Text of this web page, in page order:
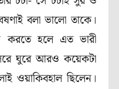
বলা ভালো তাকে।
করতে হলে এত ভারী
ঘুরে আরও কয়েকটা
ওয়াকিবহাল ছিলেন।